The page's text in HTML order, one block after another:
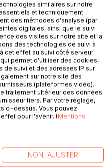
en faveur des
sociaux, la France
% de ses étudiants alors
le Royaume-Uni et les
systèmes d'aides
de 60 à 90 %
similaires sur notre
et techniquement
des méthodes d'analyse (par
digitales, ainsi que le suivi
des visites sur notre site et la
des technologies de suivi à
cet effet au suivi côté serveur
permet d'utiliser des cookies,
de suivi et des adresses IP sur
sur notre site des
(plateformes vidéo).
traitement ultérieur des données
tiers. Par votre réglage,
ci-dessus. Vous pouvez
pour l'avenir. (Mentions
NON, AJUSTER